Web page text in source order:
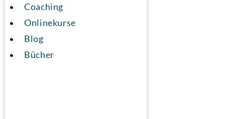
Coaching
Onlinekurse
Blog
Bücher